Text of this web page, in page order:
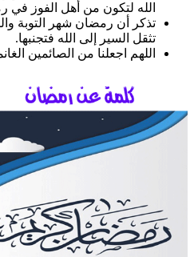
الله لتكون من أهل الفوز في
تذكر أن رمضان شهر التوبة
تثقل السير إلى الله فتجنبها.
اللهم اجعلنا من الصائمين